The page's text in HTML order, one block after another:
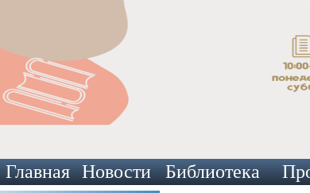
Главная Новости Библиотека